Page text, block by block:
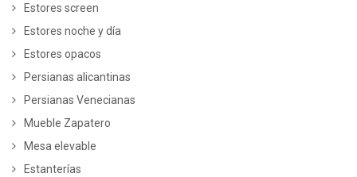
Estores screen
Estores noche y día
Estores opacos
Persianas alicantinas
Persianas Venecianas
Mueble Zapatero
Mesa elevable
Estanterías